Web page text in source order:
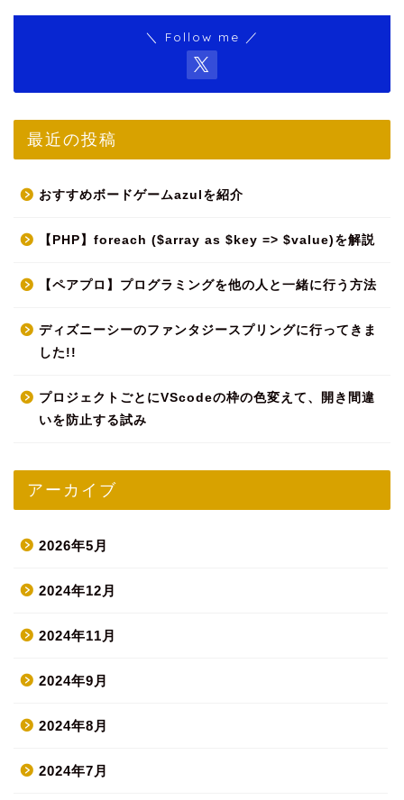
＼ Follow me ／
最近の投稿
おすすめボードゲームazulを紹介
【PHP】foreach ($array as $key => $value)を解説
【ペアプロ】プログラミングを他の人と一緒に行う方法
ディズニーシーのファンタジースプリングに行ってきま
した!!
プロジェクトごとにVScodeの枠の色変えて、開き間違
いを防止する試み
アーカイブ
2026年5月
2024年12月
2024年11月
2024年9月
2024年8月
2024年7月